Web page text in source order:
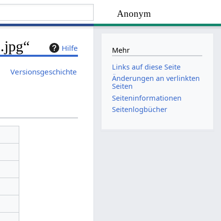
Anonym
Hilfe
Versionsgeschichte
Mehr
Links auf diese Seite
Änderungen an verlinkten
Seiten
Seiten­­informationen
Seitenlogbücher